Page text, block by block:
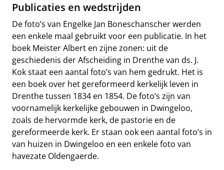
Publicaties en wedstrijden
De foto’s van Engelke Jan Boneschanscher werden
een enkele maal gebruikt voor een publicatie. In het
boek Meister Albert en zijne zonen: uit de
geschiedenis der Afscheiding in Drenthe van ds. J.
Kok staat een aantal foto’s van hem gedrukt. Het is
een boek over het gereformeerd kerkelijk leven in
Drenthe tussen 1834 en 1854. De foto’s zijn van
voornamelijk kerkelijke gebouwen in Dwingeloo,
zoals de hervormde kerk, de pastorie en de
gereformeerde kerk. Er staan ook een aantal foto’s in
van huizen in Dwingeloo en een enkele foto van
havezate Oldengaerde.